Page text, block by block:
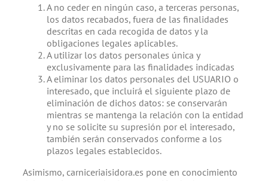
A no ceder en ningún caso, a terceras personas,
los datos recabados, fuera de las finalidades
descritas en cada recogida de datos y la
obligaciones legales aplicables.
A utilizar los datos personales única y
exclusivamente para las finalidades indicadas
A eliminar los datos personales del USUARIO o
interesado, que incluirá el siguiente plazo de
eliminación de dichos datos: se conservarán
mientras se mantenga la relación con la entidad
y no se solicite su supresión por el interesado,
también serán conservados conforme a los
plazos legales establecidos.
Asimismo, carniceriaisidora.es pone en conocimiento